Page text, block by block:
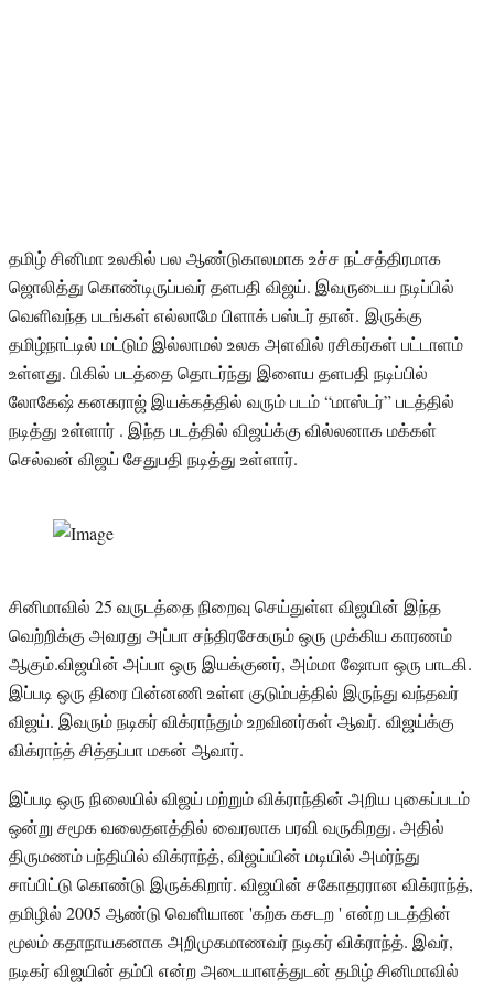
தமிழ் சினிமா உலகில் பல ஆண்டுகாலமாக உச்ச நட்சத்திரமாக
ஜொலித்து கொண்டிருப்பவர் தளபதி விஜய். இவருடைய நடிப்பில்
வெளிவந்த படங்கள் எல்லாமே பிளாக் பஸ்டர் தான். இருக்கு
தமிழ்நாட்டில் மட்டும் இல்லாமல் உலக அளவில் ரசிகர்கள் பட்டாளம்
உள்ளது. பிகில் படத்தை தொடர்ந்து இளைய தளபதி நடிப்பில்
லோகேஷ் கனகராஜ் இயக்கத்தில் வரும் படம் “மாஸ்டர்” படத்தில்
நடித்து உள்ளார் . இந்த படத்தில் விஜய்க்கு வில்லனாக மக்கள்
செல்வன் விஜய் சேதுபதி நடித்து உள்ளார்.
சினிமாவில் 25 வருடத்தை நிறைவு செய்துள்ள விஜயின் இந்த
வெற்றிக்கு அவரது அப்பா சந்திரசேகரும் ஒரு முக்கிய காரணம்
ஆகும்.விஜயின் அப்பா ஒரு இயக்குனர், அம்மா ஷோபா ஒரு பாடகி.
இப்படி ஒரு திரை பின்னணி உள்ள குடும்பத்தில் இருந்து வந்தவர்
விஜய். இவரும் நடிகர் விக்ராந்தும் உறவினர்கள் ஆவர். விஜய்க்கு
விக்ராந்த் சித்தப்பா மகன் ஆவார்.
இப்படி ஒரு நிலையில் விஜய் மற்றும் விக்ராந்தின் அறிய புகைப்படம்
ஒன்று சமூக வலைதளத்தில் வைரலாக பரவி வருகிறது. அதில்
திருமணம் பந்தியில் விக்ராந்த், விஜய்யின் மடியில் அமர்ந்து
சாப்பிட்டு கொண்டு இருக்கிறார். விஜயின் சகோதரரான விக்ராந்த்,
தமிழில் 2005 ஆண்டு வெளியான 'கற்க கசடற ' என்ற படத்தின்
மூலம் கதாநாயகனாக அறிமுகமாணவர் நடிகர் விக்ராந்த். இவர்,
நடிகர் விஜயின் தம்பி என்ற அடையாளத்துடன் தமிழ் சினிமாவில்